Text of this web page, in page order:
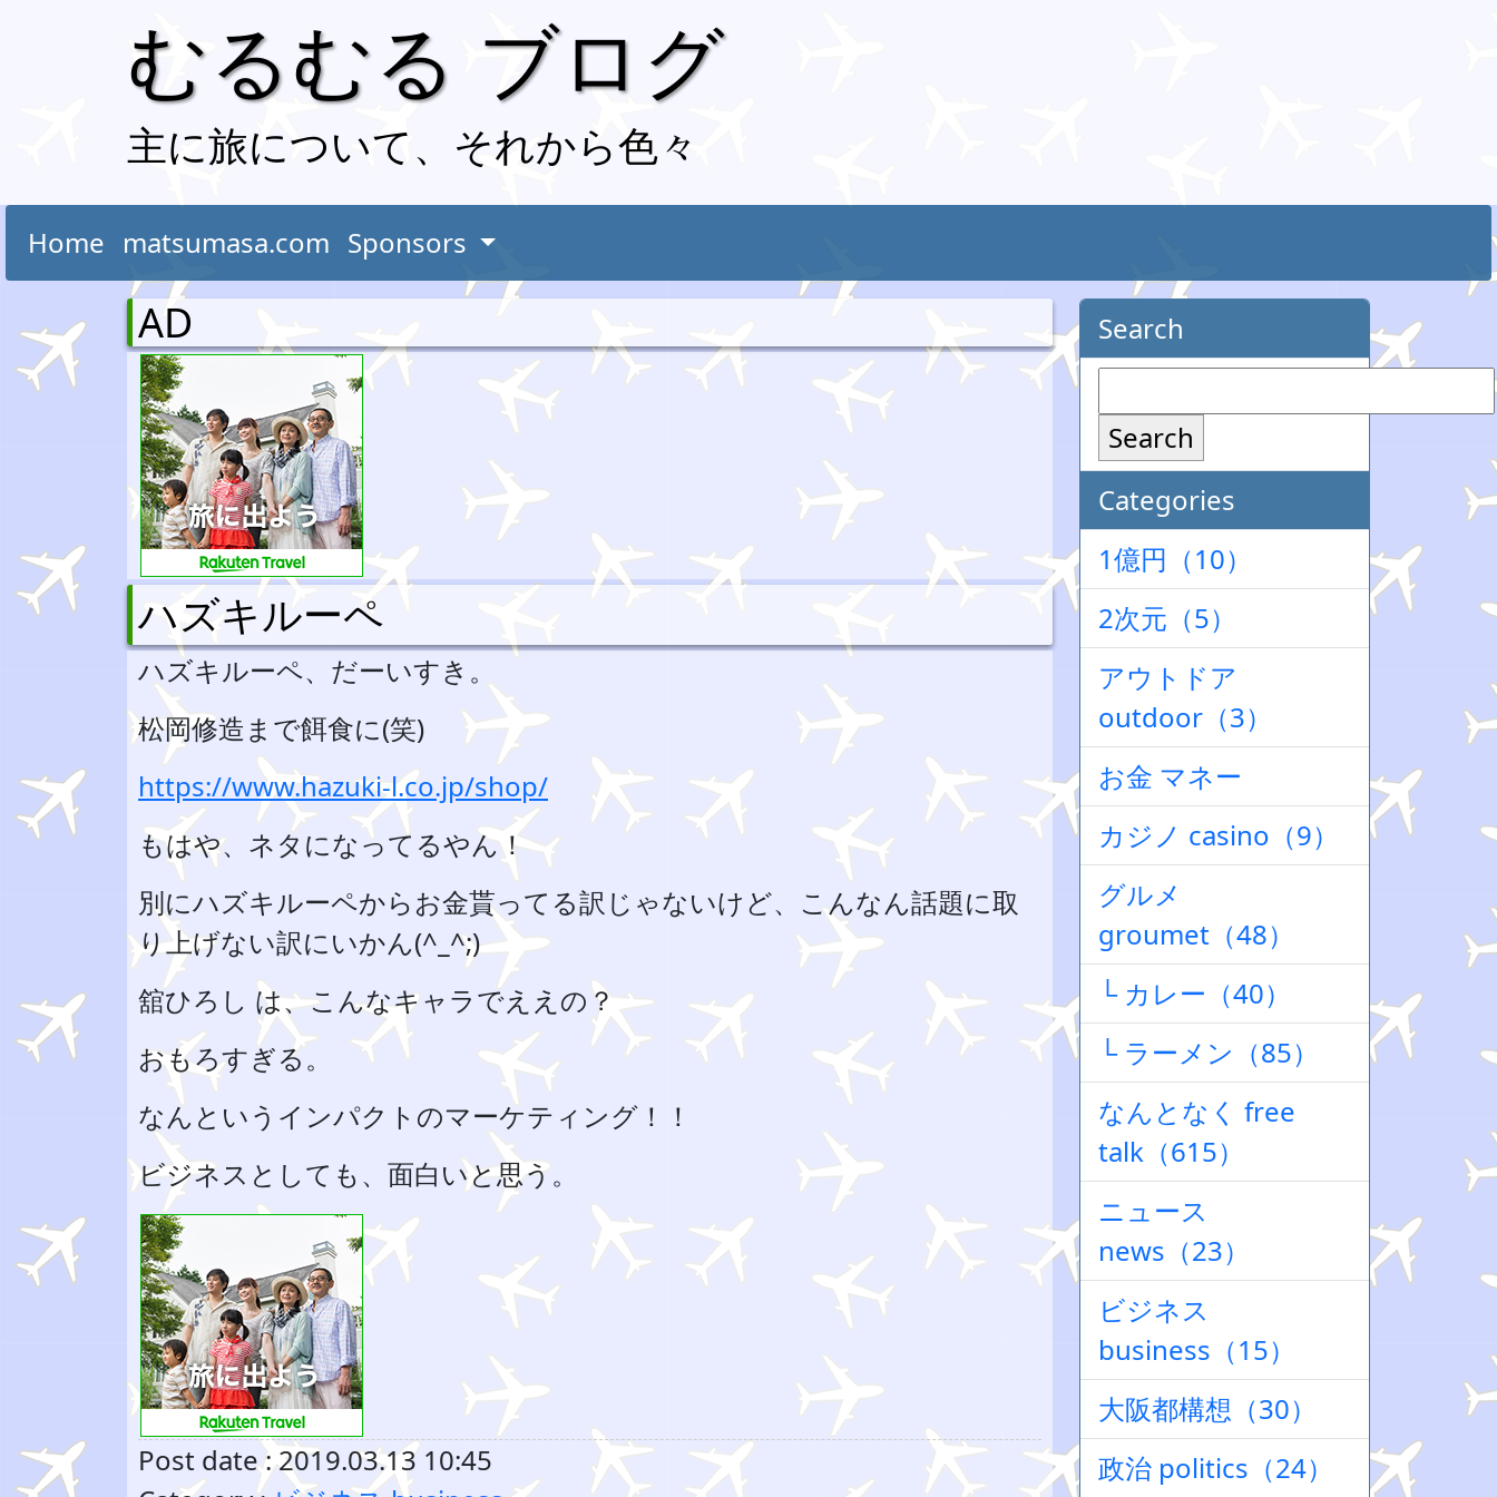
むるむる ブログ
主に旅について、それから色々
Home matsumasa.com Sponsors
AD
ハズキルーペ
ハズキルーペ、だーいすき。
松岡修造まで餌食に(笑)
https://www.hazuki-l.co.jp/shop/
もはや、ネタになってるやん！
別にハズキルーペからお金貰ってる訳じゃないけど、こんなん話題に取
り上げない訳にいかん(^_^;)
舘ひろし は、こんなキャラでええの？
おもろすぎる。
なんというインパクトのマーケティング！！
ビジネスとしても、面白いと思う。
Post date : 2019.03.13 10:45
Search
Search
Categories
1億円（10）
2次元（5）
アウトドア
outdoor（3）
お金 マネー
カジノ casino（9）
グルメ
groumet（48）
└ カレー（40）
└ ラーメン（85）
なんとなく free
talk（615）
ニュース
news（23）
ビジネス
business（15）
大阪都構想（30）
政治 politics（24）